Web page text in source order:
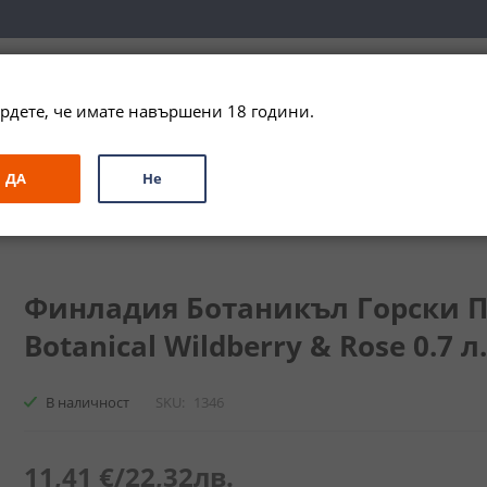
ЗА ПОДАРЪК ПРОМО СПЕЦИАЛНИ ПРЕДЛОЖЕНИЯ
Финладия Ботаникъл Горски
Botanical Wildberry & Rose 0.7 л.
В наличност SKU 1346
11,41 €/22,32лв.
че имате навършени 18 години.
ДА Не